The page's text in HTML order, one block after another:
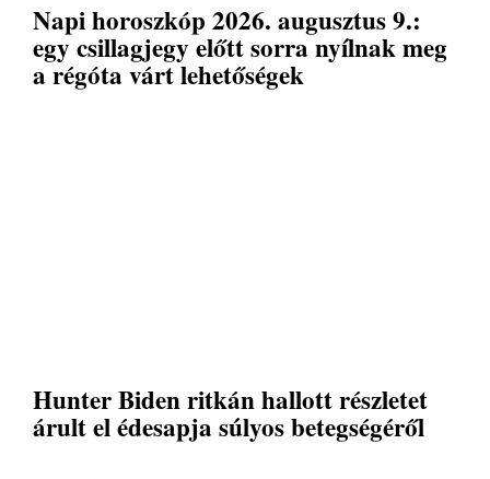
Napi horoszkóp 2026. augusztus 9.:
egy csillagjegy előtt sorra nyílnak meg
a régóta várt lehetőségek
Hunter Biden ritkán hallott részletet
árult el édesapja súlyos betegségéről